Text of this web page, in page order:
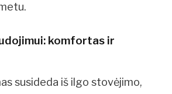
komfortas ir
susideda iš ilgo stovėjimo,